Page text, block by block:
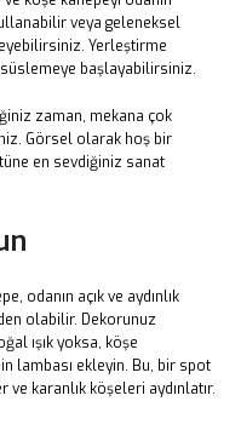
veya geleneksel
Yerleştirme
süslemeye başlayabilirsiniz.
zaman, mekana çok
Görsel olarak hoş bir
en sevdiğiniz sanat
odanın açık ve aydınlık
olabilir. Dekorunuz
ışık yoksa, köşe
lambası ekleyin. Bu, bir spot
ve karanlık köşeleri aydınlatır.